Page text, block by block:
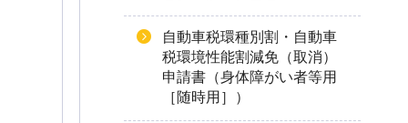
自動車税環種別割・自動車
税環境性能割減免（取消）
申請書（身体障がい者等用
［随時用］）